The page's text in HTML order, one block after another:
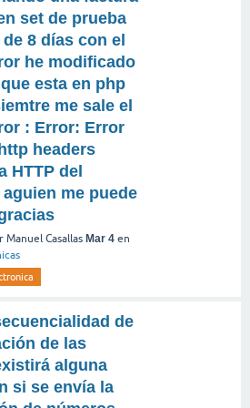
set de prueba
de 8 días con el
he modificado
esta en php
me sale el
: Error: Error
headers
HTTP del
me puede
Manuel Casallas Mar 4 en
de
de las
alguna
si se envía la